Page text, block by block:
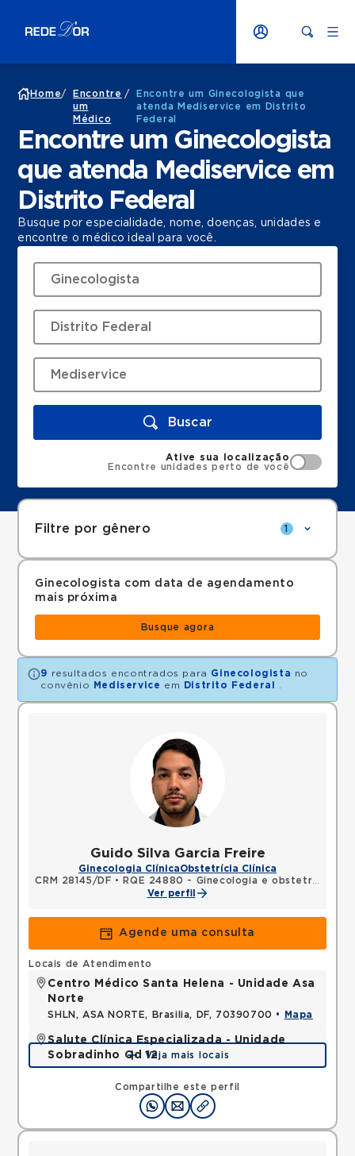
Home/
Encontre
um
Médico
/
Encontre um Ginecologista que
atenda Mediservice em Distrito
Federal
Encontre um Ginecologista
que atenda Mediservice em
Distrito Federal
Busque por especialidade, nome, doenças, unidades e
encontre o médico ideal para você.
Buscar
Ative sua localização
Encontre unidades perto de você
Filtre por gênero 1
Ginecologista com data de agendamento
mais próxima
Busque agora
9 resultados encontrados para Ginecologista no
convênio
Mediservice em Distrito Federal
Guido Silva Garcia Freire
Ginecologia ClínicaObstetrícia Clínica
CRM 28145/DF •
RQE 24880 - Ginecologia e obstetrícia
Ver perfil
Agende uma consulta
Compartilhe este perfil
Locais de Atendimento
Centro Médico Santa Helena - Unidade Asa
Norte
SHLN, ASA NORTE, Brasilia, DF, 70390700 • Mapa
Salute Clínica Especializada - Unidade
Sobradinho Qd 12
QUADRA, SOBRADINHO, Brasilia, DF, 73010120 •
Veja mais locais